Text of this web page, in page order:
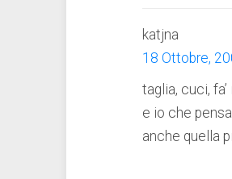
katjna
18 Ottobre,
taglia, cuci,
e io che
anche quella